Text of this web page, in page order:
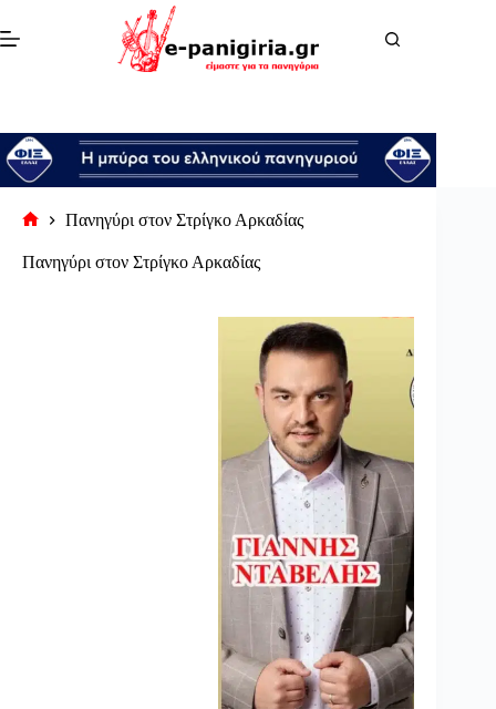
στο
περιεχόμενο
σελίδα
Πανηγύρι στον Στρίγκο Αρκαδίας
Πανηγύρι στον Στρίγκο Αρκαδίας